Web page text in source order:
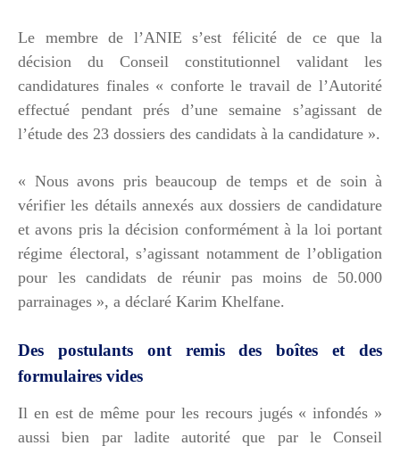
Le membre de l’ANIE s’est félicité de ce que la
décision du Conseil constitutionnel validant les
candidatures finales « conforte le travail de l’Autorité
effectué pendant prés d’une semaine s’agissant de
l’étude des 23 dossiers des candidats à la candidature ».
« Nous avons pris beaucoup de temps et de soin à
vérifier les détails annexés aux dossiers de candidature
et avons pris la décision conformément à la loi portant
régime électoral, s’agissant notamment de l’obligation
pour les candidats de réunir pas moins de 50.000
parrainages », a déclaré Karim Khelfane.
Des postulants ont remis des boîtes et des
formulaires vides
Il en est de même pour les recours jugés « infondés »
aussi bien par ladite autorité que par le Conseil